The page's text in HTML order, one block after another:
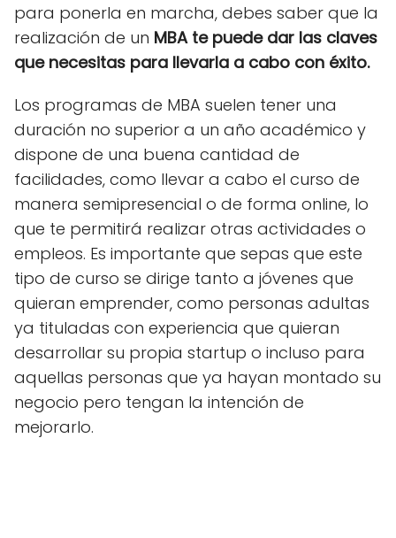
para ponerla en marcha, debes saber que la
realización de un MBA te puede dar las claves
que necesitas para llevarla a cabo con éxito.
Los programas de MBA suelen tener una
duración no superior a un año académico y
dispone de una buena cantidad de
facilidades, como llevar a cabo el curso de
manera semipresencial o de forma online, lo
que te permitirá realizar otras actividades o
empleos. Es importante que sepas que este
tipo de curso se dirige tanto a jóvenes que
quieran emprender, como personas adultas
ya tituladas con experiencia que quieran
desarrollar su propia startup o incluso para
aquellas personas que ya hayan montado su
negocio pero tengan la intención de
mejorarlo.